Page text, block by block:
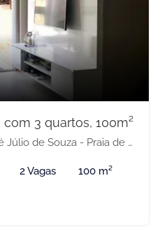
3 quartos, 100m²
- Praia de Itaparica, Vila Velha-ES
2 Vagas 100 m²